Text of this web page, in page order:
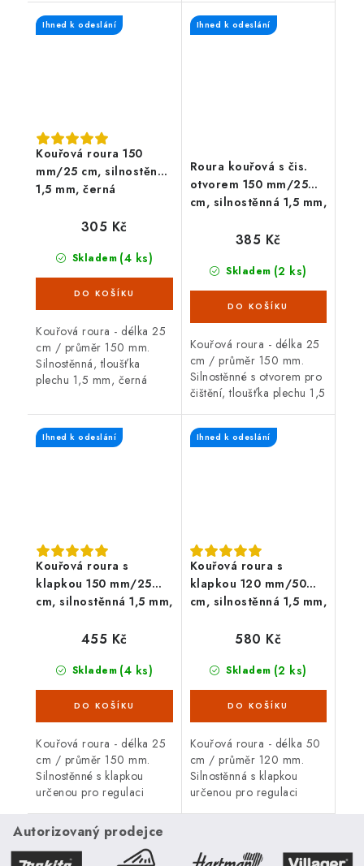
tahu, tloušťka plechu 1,5
mm, černá barva. Kouřová
tahu, tloušťka plechu 1,5
mm, černá barva. Kouřová
Kouřová roura 150
mm/25 cm, silnostěnná
1,5 mm, černá
Ihned k odeslání
Skladem (4 ks)
305 Kč
Kouřová roura - délka 25
cm / průměr 150 mm.
Silnostěnná, tloušťka
plechu 1,5 mm, černá
určená pro spojení mezi
spalinovým hrdlem
krbových kamen/sporáku...
Roura kouřová s čis.
otvorem 150 mm/25
cm, silnostěnná 1,5 mm,
Ihned k odeslání
Skladem (2 ks)
385 Kč
Kouřová roura - délka 25
cm / průměr 150 mm.
Silnostěnné s otvorem pro
čištění, tloušťka plechu 1,5
roura je určená pro
spojení mezi spalinovým
Kouřová roura s
klapkou 150 mm/25
cm, silnostěnná 1,5 mm,
Ihned k odeslání
Skladem (4 ks)
455 Kč
Kouřová roura - délka 25
cm / průměr 150 mm.
Silnostěnné s klapkou
určenou pro regulaci
tahu, tloušťka plechu 1,5
mm, černá barva. Kouřová
roura je určená...
Kouřová roura s
klapkou 120 mm/50
cm, silnostěnná 1,5 mm,
Ihned k odeslání
Skladem (2 ks)
580 Kč
Kouřová roura - délka 50
cm / průměr 120 mm.
Silnostěnná s klapkou
určenou pro regulaci
roura je určená...
Autorizovaný prodejce